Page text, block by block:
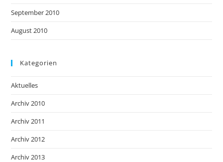
September 2010
August 2010
Kategorien
Aktuelles
Archiv 2010
Archiv 2011
Archiv 2012
Archiv 2013